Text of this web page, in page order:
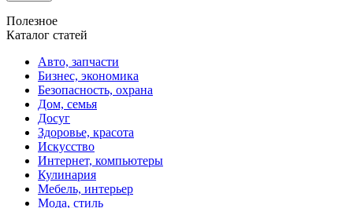
Полезное
Каталог статей
Авто, запчасти
Бизнес, экономика
Безопасность, охрана
Дом, семья
Досуг
Здоровье, красота
Искусство
Интернет, компьютеры
Кулинария
Мебель, интерьер
Мода, стиль